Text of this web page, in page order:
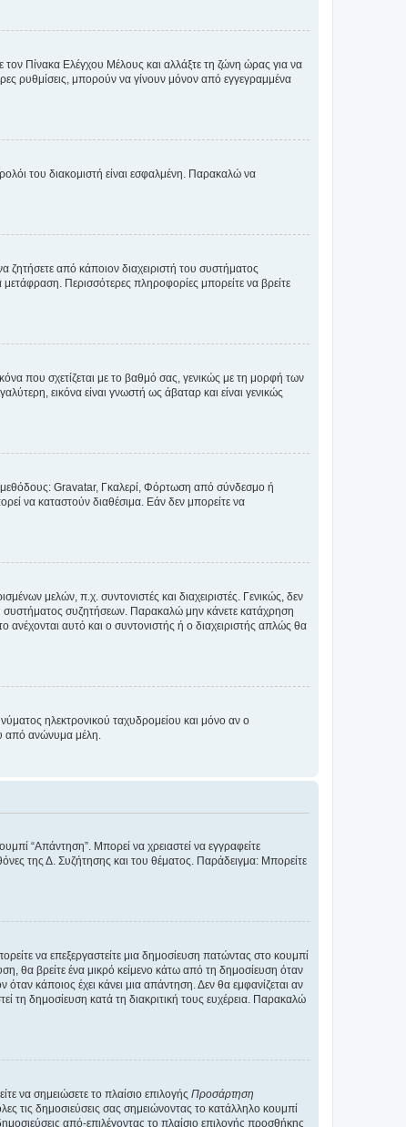
τον Πίνακα Ελέγχου Μέλους και αλλάξτε τη ζώνη ώρας για να
ρυθμίσεις, μπορούν να γίνουν μόνον από εγγεγραμμένα
του διακομιστή είναι εσφαλμένη. Παρακαλώ να
ζητήσετε από κάποιον διαχειριστή του συστήματος
Περισσότερες πληροφορίες μπορείτε να βρείτε
που σχετίζεται με το βαθμό σας, γενικώς με τη μορφή των
εικόνα είναι γνωστή ως άβαταρ και είναι γενικώς
μεθόδους: Gravatar, Γκαλερί, Φόρτωση από σύνδεσμο ή
να καταστούν διαθέσιμα. Εάν δεν μπορείτε να
μελών, π.χ. συντονιστές και διαχειριστές. Γενικώς, δεν
συστήματος συζητήσεων. Παρακαλώ μην κάνετε κατάχρηση
αυτό και ο συντονιστής ή ο διαχειριστής απλώς θα
ηλεκτρονικού ταχυδρομείου και μόνο αν ο
από ανώνυμα μέλη.
“Απάντηση”. Μπορεί να χρειαστεί να εγγραφείτε
της Δ. Συζήτησης και του θέματος. Παράδειγμα: Μπορείτε
να επεξεργαστείτε μια δημοσίευση πατώντας στο κουμπί
θα βρείτε ένα μικρό κείμενο κάτω από τη δημοσίευση όταν
κάποιος έχει κάνει μια απάντηση. Δεν θα εμφανίζεται αν
τη δημοσίευση κατά τη διακριτική τους ευχέρεια. Παρακαλώ
να σημειώσετε το πλαίσιο επιλογής Προσάρτηση
τις δημοσιεύσεις σας σημειώνοντας το κατάλληλο κουμπί
από-επιλέγοντας το πλαίσιο επιλογής προσθήκης